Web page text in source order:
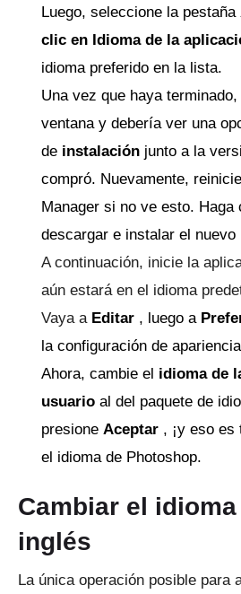
Luego, seleccione la pestaña
clic en Idioma de la
idioma preferido en la lista.
Una vez que haya
ventana y debería ver una
de instalación junto a la
compró. Nuevamente,
Manager si no ve esto. Haga
descargar e instalar el nuevo
A continuación, inicie la
aún estará en el idioma
Vaya a Editar , luego a
la configuración de
Ahora, cambie el idioma de
usuario al del paquete de
presione Aceptar , ¡y eso es
el idioma de Photoshop.
Cambiar el
inglés
La única operación posible para